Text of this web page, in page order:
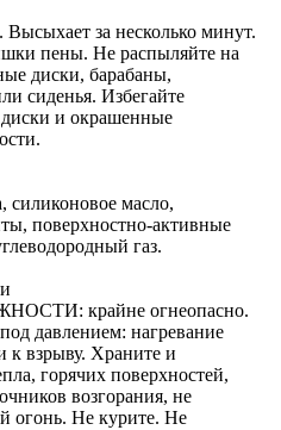
Высыхает за несколько минут.
пены. Не распыляйте на
диски, барабаны,
сиденья. Избегайте
и окрашенные
силиконовое масло,
поверхностно-активные
газ.
крайне огнеопасно.
давлением: нагревание
к взрыву. Храните и
горячих поверхностей,
возгорания, не
огонь. Не курите. Не